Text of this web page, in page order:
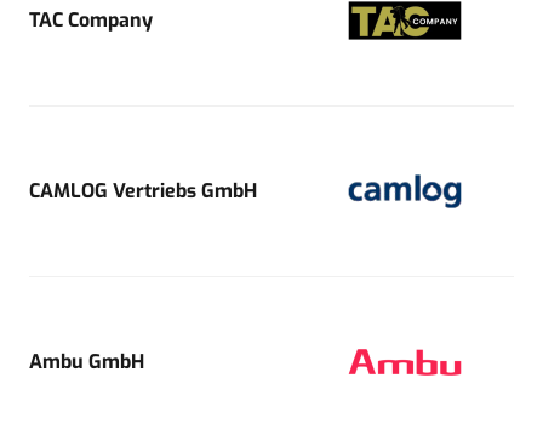
TAC Company
CAMLOG Vertriebs GmbH
Ambu GmbH